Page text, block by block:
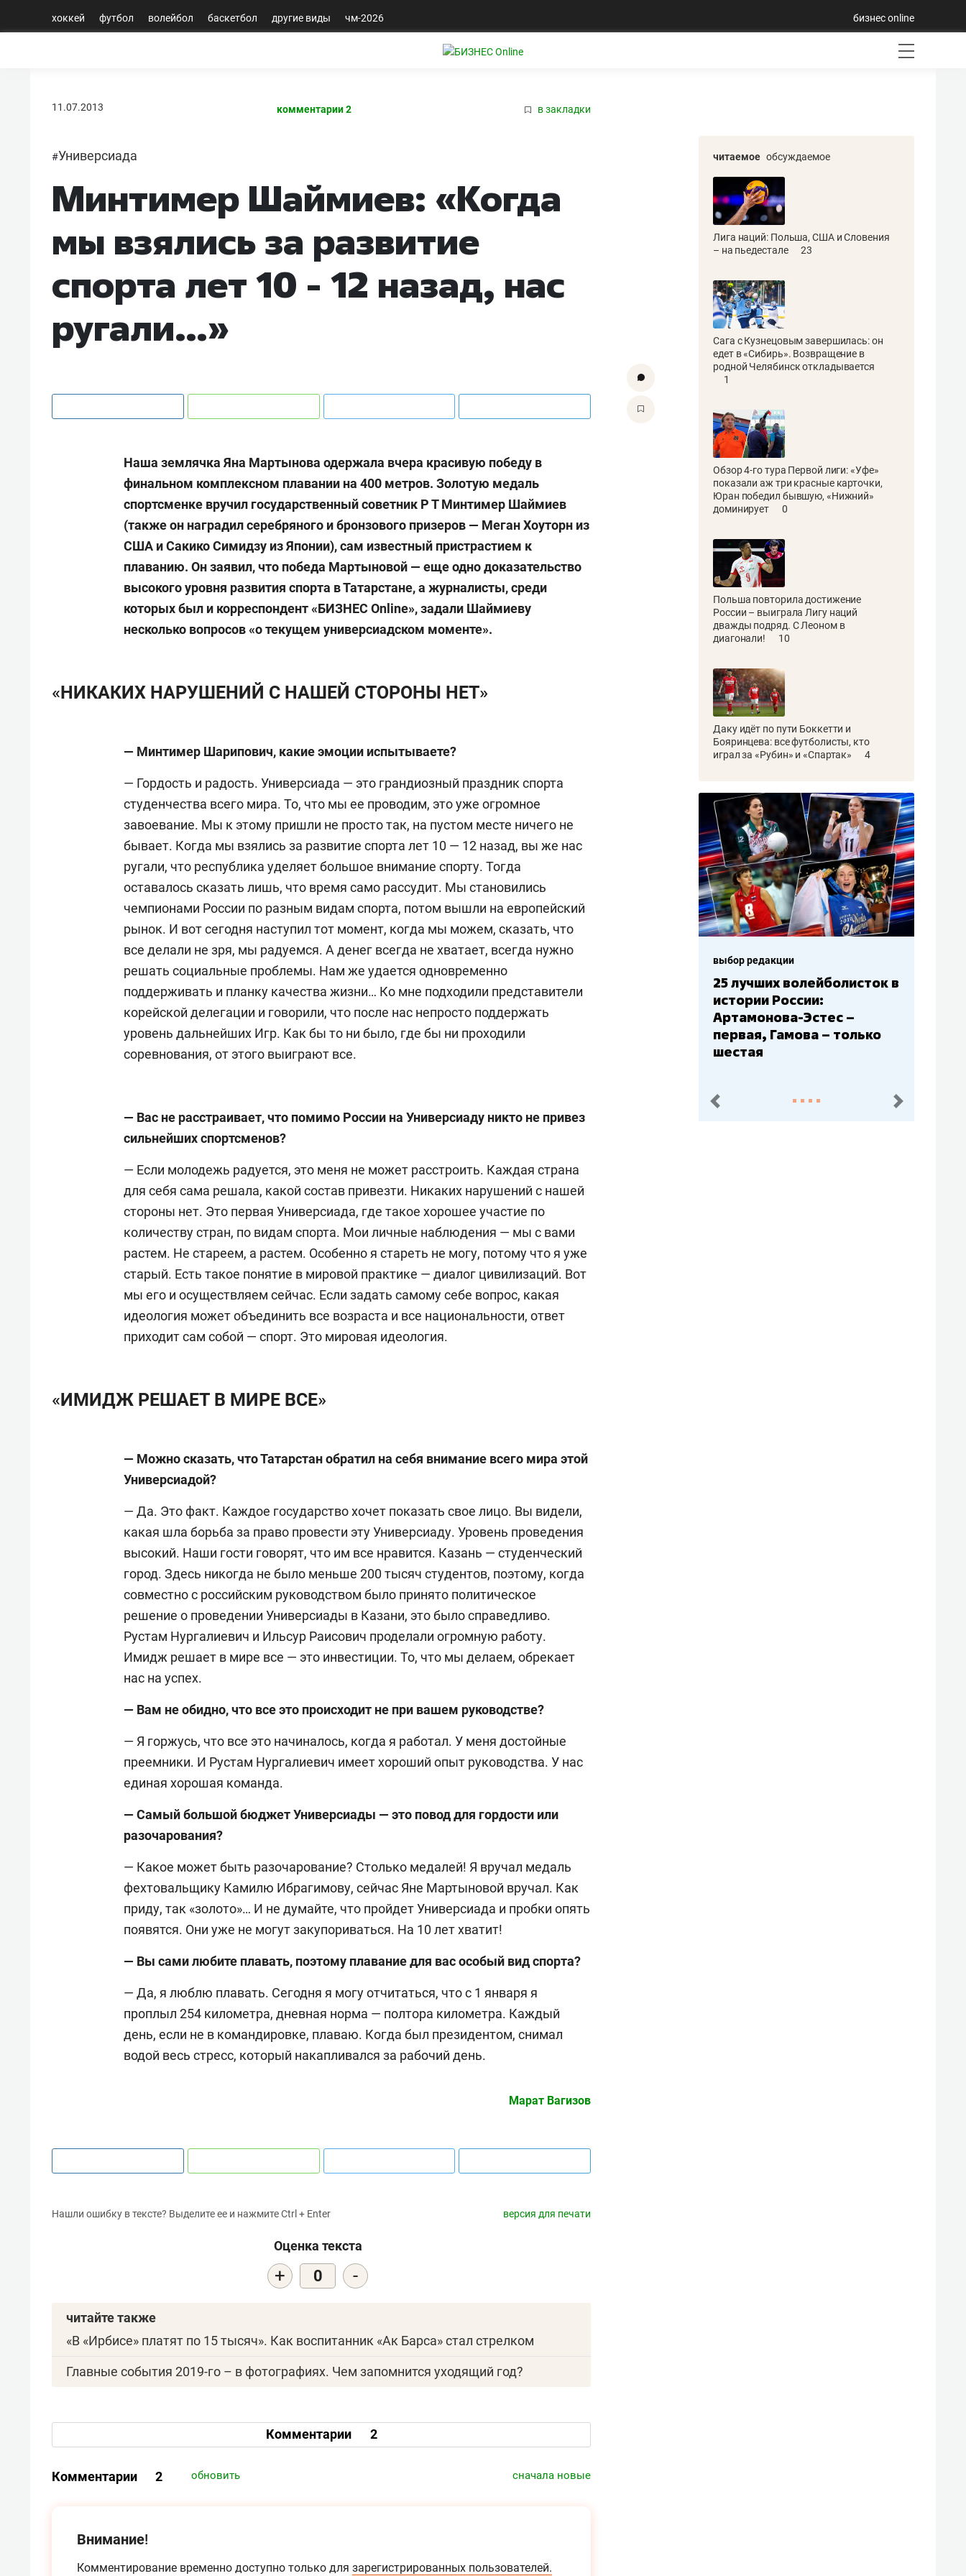
хоккей футбол волейбол баскетбол другие виды чм-2026 бизнес online
11.07.2013 комментарии 2 в закладки
#Универсиада
Минтимер Шаймиев: «Когда
мы взялись за развитие
спорта лет 10 - 12 назад, нас
ругали…»
Наша землячка Яна Мартынова одержала вчера красивую победу в
финальном комплексном плавании на 400 метров. Золотую медаль
спортсменке вручил государственный советник Р Т Минтимер Шаймиев
(также он наградил серебряного и бронзового призеров — Меган Хоуторн из
США и Сакико Симидзу из Японии), сам известный пристрастием к
плаванию. Он заявил, что победа Мартыновой — еще одно доказательство
высокого уровня развития спорта в Татарстане, а журналисты, среди
которых был и корреспондент «БИЗНЕС Online», задали Шаймиеву
несколько вопросов «о текущем универсиадском моменте».
«НИКАКИХ НАРУШЕНИЙ С НАШЕЙ СТОРОНЫ НЕТ»
— Минтимер Шарипович, какие эмоции испытываете?
— Гордость и радость. Универсиада — это грандиозный праздник спорта
студенчества всего мира. То, что мы ее проводим, это уже огромное
завоевание. Мы к этому пришли не просто так, на пустом месте ничего не
бывает. Когда мы взялись за развитие спорта лет 10 — 12 назад, вы же нас
ругали, что республика уделяет большое внимание спорту. Тогда
оставалось сказать лишь, что время само рассудит. Мы становились
чемпионами России по разным видам спорта, потом вышли на европейский
рынок. И вот сегодня наступил тот момент, когда мы можем, сказать, что
все делали не зря, мы радуемся. А денег всегда не хватает, всегда нужно
решать социальные проблемы. Нам же удается одновременно
поддерживать и планку качества жизни… Ко мне подходили представители
корейской делегации и говорили, что после нас непросто поддержать
уровень дальнейших Игр. Как бы то ни было, где бы ни проходили
соревнования, от этого выиграют все.
— Вас не расстраивает, что помимо России на Универсиаду никто не привез
сильнейших спортсменов?
— Если молодежь радуется, это меня не может расстроить. Каждая страна
для себя сама решала, какой состав привезти. Никаких нарушений с нашей
стороны нет. Это первая Универсиада, где такое хорошее участие по
количеству стран, по видам спорта. Мои личные наблюдения — мы с вами
растем. Не стареем, а растем. Особенно я стареть не могу, потому что я уже
старый. Есть такое понятие в мировой практике — диалог цивилизаций. Вот
мы его и осуществляем сейчас. Если задать самому себе вопрос, какая
идеология может объединить все возраста и все национальности, ответ
приходит сам собой — спорт. Это мировая идеология.
«ИМИДЖ РЕШАЕТ В МИРЕ ВСЕ»
— Можно сказать, что Татарстан обратил на себя внимание всего мира этой
Универсиадой?
— Да. Это факт. Каждое государство хочет показать свое лицо. Вы видели,
какая шла борьба за право провести эту Универсиаду. Уровень проведения
высокий. Наши гости говорят, что им все нравится. Казань — студенческий
город. Здесь никогда не было меньше 200 тысяч студентов, поэтому, когда
совместно с российским руководством было принято политическое
решение о проведении Универсиады в Казани, это было справедливо.
Рустам Нургалиевич и Ильсур Раисович проделали огромную работу.
Имидж решает в мире все — это инвестиции. То, что мы делаем, обрекает
нас на успех.
— Вам не обидно, что все это происходит не при вашем руководстве?
— Я горжусь, что все это начиналось, когда я работал. У меня достойные
преемники. И Рустам Нургалиевич имеет хороший опыт руководства. У нас
единая хорошая команда.
— Самый большой бюджет Универсиады — это повод для гордости или
разочарования?
— Какое может быть разочарование? Столько медалей! Я вручал медаль
фехтовальщику Камилю Ибрагимову, сейчас Яне Мартыновой вручал. Как
приду, так «золото»… И не думайте, что пройдет Универсиада и пробки опять
появятся. Они уже не могут закупориваться. На 10 лет хватит!
— Вы сами любите плавать, поэтому плавание для вас особый вид спорта?
— Да, я люблю плавать. Сегодня я могу отчитаться, что с 1 января я
проплыл 254 километра, дневная норма — полтора километра. Каждый
день, если не в командировке, плаваю. Когда был президентом, снимал
водой весь стресс, который накапливался за рабочий день.
Марат Вагизов
Нашли ошибку в тексте? Выделите ее и нажмите Ctrl + Enter версия для печати
Оценка текста
+ 0 -
читайте также
«В «Ирбисе» платят по 15 тысяч». Как воспитанник «Ак Барса» стал стрелком
Главные события 2019-го – в фотографиях. Чем запомнится уходящий год?
Комментарии 2
Комментарии 2 обновить сначала новые
Внимание!
Комментирование временно доступно только для зарегистрированных пользователей.
читаемое обсуждаемое
Лига наций: Польша, США и Словения
– на пьедестале
23
Сага с Кузнецовым завершилась: он
едет в «Сибирь». Возвращение в
родной Челябинск откладывается
1
Обзор 4-го тура Первой лиги: «Уфе»
показали аж три красные карточки,
Юран победил бывшую, «Нижний»
доминирует
0
Польша повторила достижение
России – выиграла Лигу наций
дважды подряд. С Леоном в
диагонали!
10
Даку идёт по пути Боккетти и
Бояринцева: все футболисты, кто
играл за «Рубин» и «Спартак»
4
выбор редакции
Бюджеты клубов КХЛ: СКА
– главный мажор, «Ак
Барс» – второй, «Салават
Юлаев» – середняк
пред. след.